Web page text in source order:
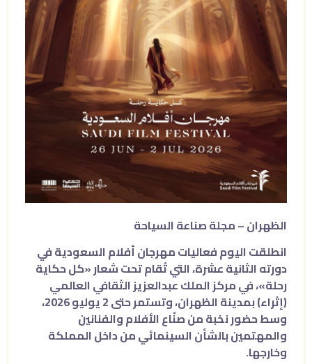
الظهران – مجلة صناعة السياحة
انطلقت اليوم فعاليات مهرجان أفلام السعودية في
دورته الثانية عشرة، التي تُقام تحت شعار «كل حكاية
رحلة»، في مركز الملك عبدالعزيز الثقافي العالمي
(إثراء) بمدينة الظهران، وتستمر حتى 2 يوليو 2026،
وسط حضور نخبة من صنّاع الأفلام والفنانين
والمهتمين بالشأن السينمائي من داخل المملكة
وخارجها.